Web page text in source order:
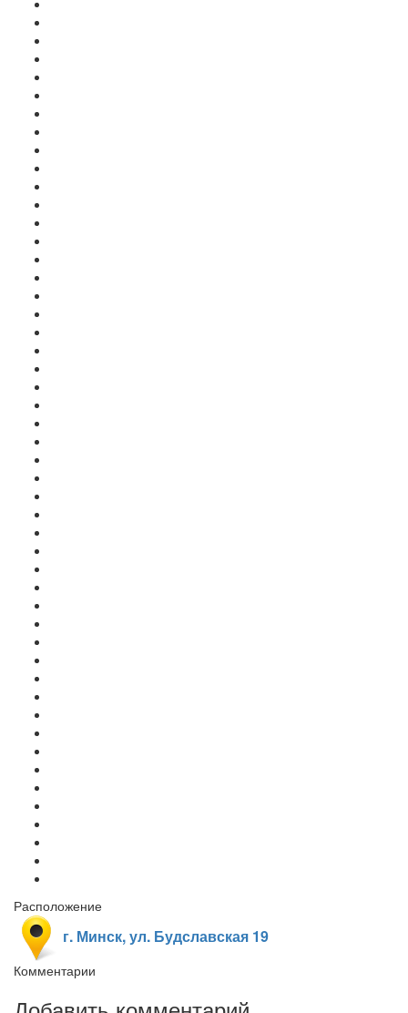
Расположение
г. Минск, ул. Будславская 19
Комментарии